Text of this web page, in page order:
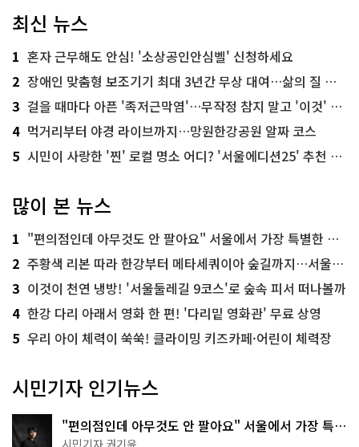
최신 뉴스
1 혼자 근무해도 안심! '소상공인안심벨' 신청하세요
2 장애인 맞춤형 보조기기 최대 3년간 무상 대여…삶의 질 높인다
3 걸을 때마다 아픈 '족저근막염'…무작정 참지 말고 '이것' 해보세요!
4 먹거리부터 야경 라이브까지…망원한강공원 알짜 코스
5 시민이 사랑한 '찐' 로컬 명소 어디? '서울에디션25' 추천 코스
많이 본 뉴스
1 "편의점인데 아무것도 안 팔아요" 서울에서 가장 특별한 편의점의 정체
2 주황색 리본 따라 한강부터 메타세쿼이아 숲길까지…서울둘레길 15코스
3 이것이 천연 냉방! '서울둘레길 9코스'로 숲속 피서 떠나볼까
4 한강 다리 아래서 영화 한 편! '다리밑 영화관' 무료 상영
5 우리 아이 체력이 쑥쑥! 클라이밍 키즈카페·어린이 체력장
시민기자 인기뉴스
"편의점인데 아무것도 안 팔아요" 서울에서 가장 특별
한 편의점의 정체
시민기자 권기윤